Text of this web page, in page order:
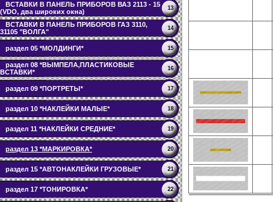
ВСТАВКИ В ПАНЕЛЬ ПРИБОРОВ ВАЗ 2113 - 15
(VDO, два широких окна)
13
ВСТАВКИ В ПАНЕЛЬ ПРИБОРОВ ГАЗ 3110,
31105 "ВОЛГА"
14
раздел 05 *МОЛДИНГИ* 15
раздел 08 *ВЫМПЕЛА,ПЛАСТИКОВЫЕ
ВСТАВКИ*
16
раздел 09 *ПОРТРЕТЫ* 17
раздел 10 *НАКЛЕЙКИ МАЛЫЕ* 18
раздел 11 *НАКЛЕЙКИ СРЕДНИЕ* 19
раздел 13 *МАРКИРОВКА* 20
раздел 15 *АВТОНАКЛЕЙКИ ГРУЗОВЫЕ* 21
раздел 17 *ТОНИРОВКА* 22